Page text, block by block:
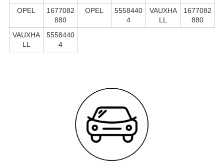
OPEL
1677082
880
OPEL
5558440
4
VAUXHA
LL
1677082
880
VAUXHA
LL
5558440
4